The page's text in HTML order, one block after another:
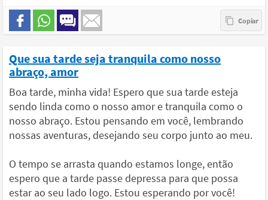
Que sua tarde seja tranquila como nosso
abraço, amor
Boa tarde, minha vida! Espero que sua tarde esteja
sendo linda como o nosso amor e tranquila como o
nosso abraço. Estou pensando em você, lembrando
nossas aventuras, desejando seu corpo junto ao meu.
O tempo se arrasta quando estamos longe, então
espero que a tarde passe depressa para que possa
estar ao seu lado logo. Estou esperando por você!